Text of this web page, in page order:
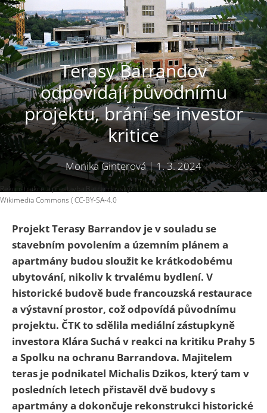
Terasy Barrandov
odpovídají původnímu
projektu, brání se investor
kritice
Monika Ginterová|1. 3. 2024
Rekonstrukce a přestavba Barrandovských terasm atav v červenci 2022. Foto:
Wikimedia Commons ( CC-BY-SA-4.0
Projekt Terasy Barrandov je v souladu se
stavebním povolením a územním plánem a
apartmány budou sloužit ke krátkodobému
ubytování, nikoliv k trvalému bydlení. V
historické budově bude francouzská restaurace
a výstavní prostor, což odpovídá původnímu
projektu. ČTK to sdělila mediální zástupkyně
investora Klára Suchá v reakci na kritiku Prahy 5
a Spolku na ochranu Barrandova. Majitelem
teras je podnikatel Michalis Dzikos, který tam v
posledních letech přistavěl dvě budovy s
apartmány a dokončuje rekonstrukci historické